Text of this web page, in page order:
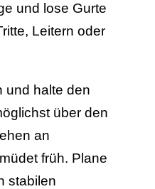
und lose Gurte
Leitern oder
und halte den
über den
an
früh. Plane
stabilen